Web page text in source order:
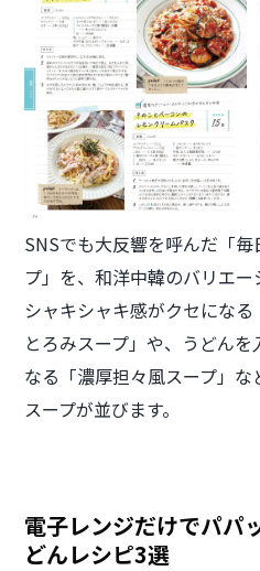
SNSでも大反響を呼んだ「
プ」を、和洋中韓のバリエ
シャキシャキ感がクセにな
とろみスープ」や、うどん
なる「濃厚担々風スープ」
スープが並びます。
電子レンジだけでパパ
どんレシピ3選